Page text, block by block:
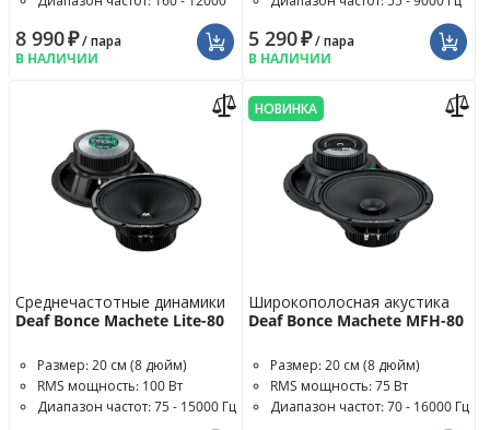
8 990₽/ пара
В НАЛИЧИИ
5 290₽/ пара
В НАЛИЧИИ
Среднечастотные динамики
Deaf Bonce Machete Lite-80
Размер: 20 см (8 дюйм)
RMS мощность: 100 Вт
Диапазон частот: 75 - 15000 Гц
НОВИНКА
Широкополосная акустика
Deaf Bonce Machete MFH-80
Размер: 20 см (8 дюйм)
RMS мощность: 75 Вт
Диапазон частот: 70 - 16000 Гц